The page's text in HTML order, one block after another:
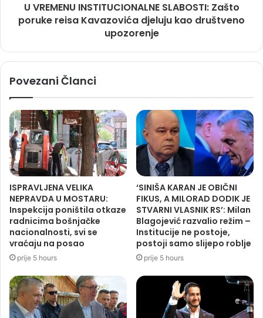
U VREMENU INSTITUCIONALNE SLABOSTI: Zašto
poruke reisa Kavazovića djeluju kao društveno
upozorenje
Povezani Članci
ISPRAVLJENA VELIKA
NEPRAVDA U MOSTARU:
Inspekcija poništila otkaze
radnicima bošnjačke
nacionalnosti, svi se
vraćaju na posao
prije 5 hours
‘SINIŠA KARAN JE OBIČNI
FIKUS, A MILORAD DODIK JE
STVARNI VLASNIK RS’: Milan
Blagojević razvalio režim –
Institucije ne postoje,
postoji samo slijepo roblje
prije 5 hours